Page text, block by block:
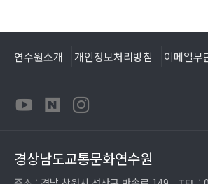
연수원소개 개인정보처리방침 이메일무
경상남도교통문화연수원